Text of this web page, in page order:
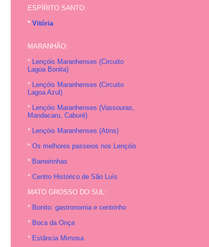
ESPÍRITO SANTO:
* Vitória
MARANHÃO:
* Lençóis Maranhenses (Circuito
Lagoa Bonita)
* Lençóis Maranhenses (Circuito
Lagoa Azul)
* Lençóis Maranhenses (Vassouras,
Mandacaru, Caburé)
* Lençóis Maranhenses (Atins)
* Os melhores passeios nos Lençóis
* Barreirinhas
* Centro Histórico de São Luís
MATO GROSSO DO SUL:
* Bonito: gastronomia e centrinho
* Boca da Onça
* Estância Mimosa